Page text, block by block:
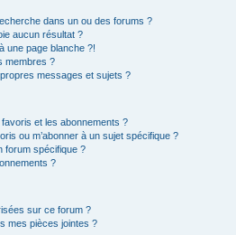
dans un ou des forums ?
aucun résultat ?
une page blanche ?!
membres ?
messages et sujets ?
et les abonnements ?
ou m’abonner à un sujet spécifique ?
forum spécifique ?
?
sur ce forum ?
mes pièces jointes ?